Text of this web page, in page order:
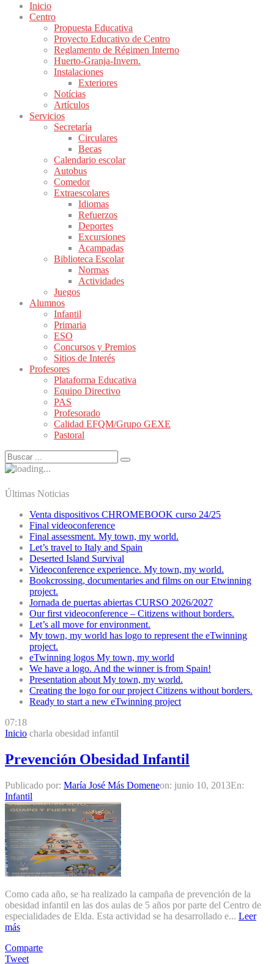
Inicio
Centro
Propuesta Educativa
Proyecto Educativo de Centro
Reglamento de Régimen Interno
Huerto-Granja-Invern.
Instalaciones
Exteriores
Notícias
Artículos
Servicios
Secretaría
Circulares
Becas
Calendario escolar
Autobus
Comedor
Extraescolares
Idiomas
Refuerzos
Deportes
Excursiones
Acampadas
Biblioteca Escolar
Normas
Actividades
Juegos
Alumnos
Infantil
Primaria
ESO
Concursos y Premios
Sitios de Interés
Profesores
Plataforma Educativa
Equipo Directivo
PAS
Profesorado
Calidad EFQM/Grupo GEXE
Pastoral
Últimas Noticias
Venta dispositivos CHROMEBOOK curso 24/25
Final videoconference
Final assessment. My town, my world.
Let’s travel to Italy and Spain
Deserted Island Survival
Videoconference experience. My town, my world.
Bookcrossing, documentaries and films on our Etwinning
project.
Jornada de puertas abiertas CURSO 2026/2027
Our first videoconference – Citizens without borders.
Let’s all move for environment.
My town, my world has logo to represent the eTwinning
project.
eTwinning logos My town, my world
We have a logo. And the winner is from Spain!
Presentation about My town, my world.
Creating the logo for our project Citizens without borders.
Ready to start a new eTwinning project
07:18
Inicio charla obesidad infantil
Prevención Obesidad Infantil
Publicado por: María José Más Domeneon: junio 10, 2013En:
Infantil
Como cada año, se ha realizado la campaña de prevención de la
obesidad infantil en las dos aulas de 5 años por parte del Centro de
especialidades de Elda. Esta actividad se ha desarrollado e... Leer
más
Comparte
Tweet